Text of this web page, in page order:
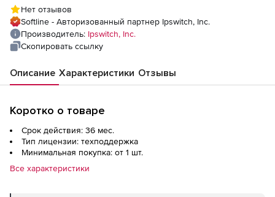
Нет отзывов
Softline - Авторизованный партнер Ipswitch, Inc.
Производитель: Ipswitch, Inc.
Скопировать ссылку
Описание Характеристики Отзывы
Коротко о товаре
Срок действия: 36 мес.
Тип лицензии: техподдержка
Минимальная покупка: от 1 шт.
Все характеристики